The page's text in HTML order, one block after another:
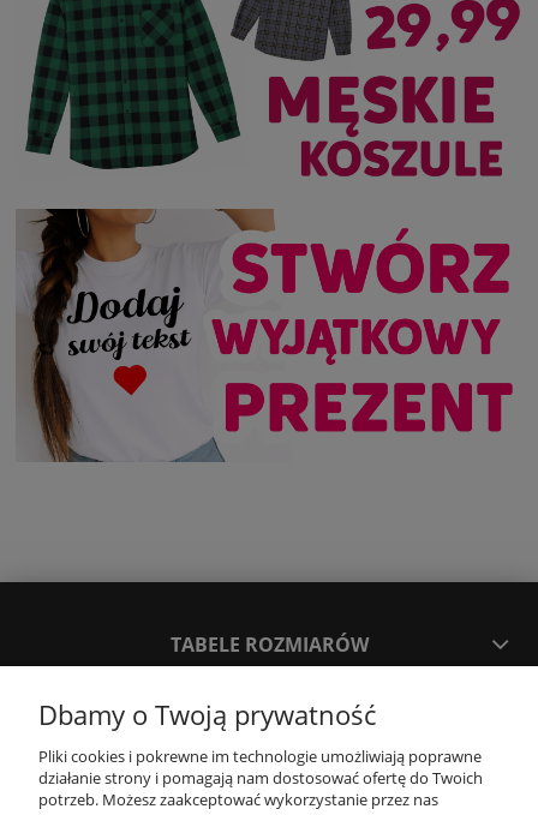
TABELE ROZMIARÓW
SPOSOBY PŁATNOŚCI ORAZ CZAS I KOSZTY DOSTAWY
Dbamy o Twoją prywatność
Pliki cookies i pokrewne im technologie umożliwiają poprawne
działanie strony i pomagają nam dostosować ofertę do Twoich
potrzeb. Możesz zaakceptować wykorzystanie przez nas